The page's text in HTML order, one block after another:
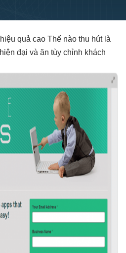
hiệu quả cao Thế nào thu hútlà
hiện đại và ăn tùy chỉnh khách